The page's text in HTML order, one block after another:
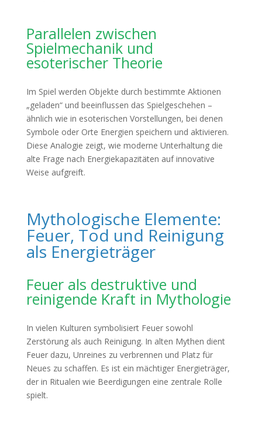
Parallelen zwischen
Spielmechanik und
esoterischer Theorie
Im Spiel werden Objekte durch bestimmte Aktionen
„geladen“ und beeinflussen das Spielgeschehen –
ähnlich wie in esoterischen Vorstellungen, bei denen
Symbole oder Orte Energien speichern und aktivieren.
Diese Analogie zeigt, wie moderne Unterhaltung die
alte Frage nach Energiekapazitäten auf innovative
Weise aufgreift.
Mythologische Elemente:
Feuer, Tod und Reinigung
als Energieträger
Feuer als destruktive und
reinigende Kraft in Mythologie
In vielen Kulturen symbolisiert Feuer sowohl
Zerstörung als auch Reinigung. In alten Mythen dient
Feuer dazu, Unreines zu verbrennen und Platz für
Neues zu schaffen. Es ist ein mächtiger Energieträger,
der in Ritualen wie Beerdigungen eine zentrale Rolle
spielt.